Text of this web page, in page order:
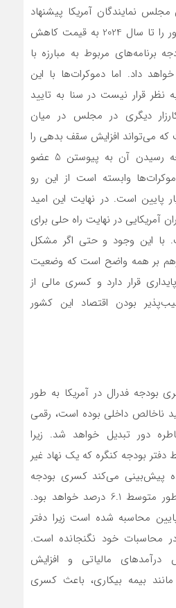
نمایندگان آمریکا پیشنهاد
شد، سقف بدهی این کشور را تا سال 2024 به قیمت کاهش
برنامه‌های مربوط به مبارزه با
داد. اما دموکرات‌ها با این
نظر قرار نیست در سنا به تایید
دیگری در مجلس در میان
که می‌تواند افزایش سقف بدهی را
تسهیل کند، اما به نتیجه رسیدن آن به پیوستن 5 عضو
وابسته است از این رو
پایین است. در نهایت این امید
آمریکایی در نهایت راه حلی برای
با این وجود و حتی اگر مشکل
بر همه واضح است که وضعیت
قرار دارد و کسری مالی از
بودن اقتصاد این کشور
فدرال در آمریکا به طور
تولید ناخالص داخلی بوده است، رقمی
دور تبدیل خواهد شد. زیرا
بودجه کنگره که یک نهاد غیر
پیش‌بینی می‌کند کسری بودجه
فدرال در دهه آینده به طور متوسط 6.1 درصد خواهد بود.
محاسبه شده است زیرا دفتر
در محاسبات خود نگنجانده است.
مالیاتی و افزایش
بیمه بیکاری، باعث کسری